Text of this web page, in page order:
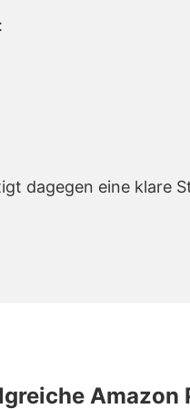
dagegen eine klare
Amazon